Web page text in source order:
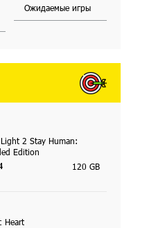
Ожидаемые игры
2 Stay Human:
Edition
120 GB
Heart